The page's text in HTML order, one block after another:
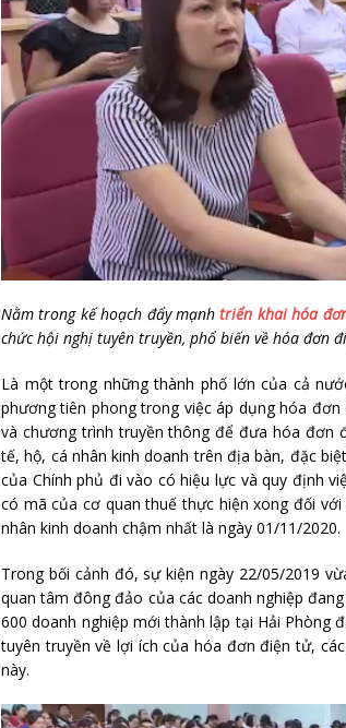
Nằm trong kế hoạch đẩy mạnhtriển khai hóa
chức hội nghị tuyên truyền, phổ biến về hóa đơn
Là một trong những thành phố lớn của cả
phương tiên phong trong việc áp dụng hóa
và chương trình truyền thông để đưa hóa đơn
tế, hộ, cá nhân kinh doanh trên địa bàn, đặc
của Chính phủ đi vào có hiệu lực và quy định
có mã của cơ quan thuế thực hiện xong đối
nhân kinh doanh chậm nhất là ngày 01/11/2020.
Trong bối cảnh đó, sự kiện ngày 22/05/2019
quan tâm đông đảo của các doanh nghiệp
600 doanh nghiệp mới thành lập tại Hải Phòng
tuyên truyền về lợi ích của hóa đơn điện tử,
này.